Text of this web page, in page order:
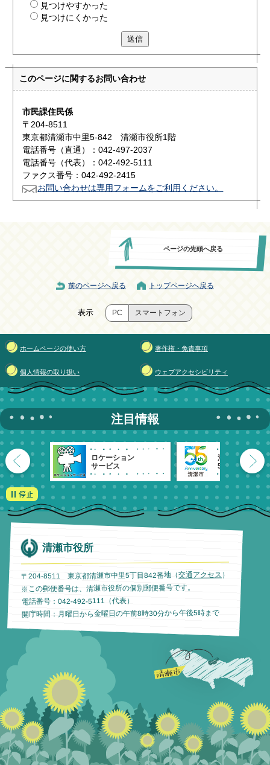
見つけやすかった
見つけにくかった
送信
このページに関するお問い合わせ
市民課住民係
〒204-8511
東京都清瀬市中里5-842 清瀬市役所1階
電話番号（直通）：042-497-2037
電話番号（代表）：042-492-5111
ファクス番号：042-492-2415
お問い合わせは専用フォームをご利用ください。
ページの先頭へ戻る
前のページへ戻る トップページへ戻る
表示 PC スマートフォン
ホームページの使い方 著作権・免責事項
個人情報の取り扱い ウェブアクセシビリティ
注目情報
ロケーション
サービス
清瀬市
55周年記念
清瀬市役所
〒204-8511 東京都清瀬市中里5丁目842番地（交通アクセス ）
※この郵便番号は、清瀬市役所の個別郵便番号です。
電話番号：042-492-5111（代表）
開庁時間：月曜日から金曜日の午前8時30分から午後5時まで